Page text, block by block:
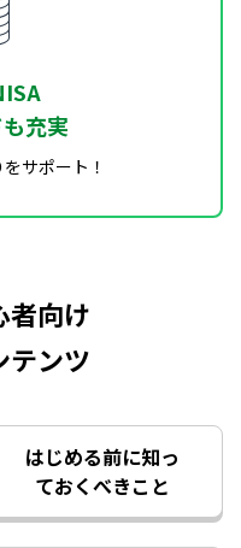
充実
サポート！
者向け
テンツ
はじめる前に知っ
ておくべきこと